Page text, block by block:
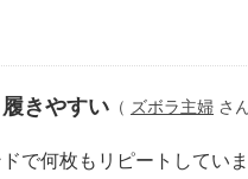
履きやすい （ ズボラ主婦 さ
で何枚もリピートしてい